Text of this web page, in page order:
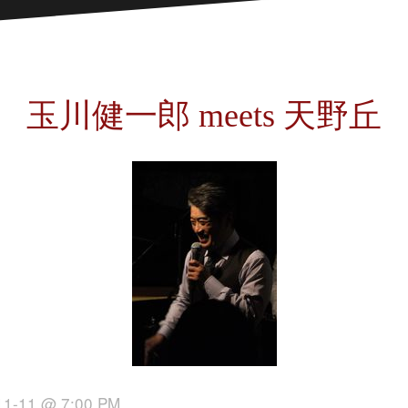
玉川健一郎 meets 天野丘
11 @ 7:00 PM